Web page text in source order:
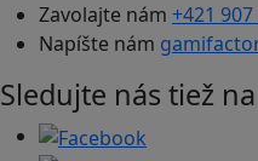
Zavolajte nám +421
Napíšte nám
Sledujte nás tiež na